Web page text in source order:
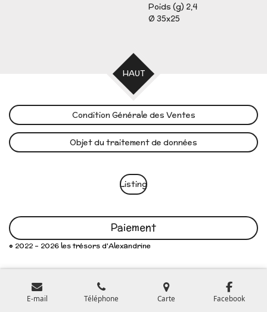
Poids (g) 2,4
Ø 35x25
HAUT
Condition Générale des Ventes
Objet du traitement de données
Listing
Paiement
© 2022 - 2026 les trésors d'Alexandrine
E-mail Téléphone Carte Facebook